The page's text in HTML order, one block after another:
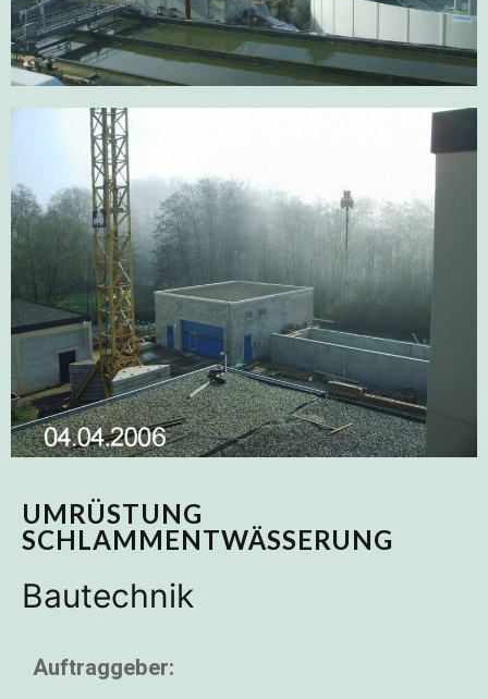
UMRÜSTUNG
SCHLAMMENTWÄSSERUNG
Bautechnik
Auftraggeber: